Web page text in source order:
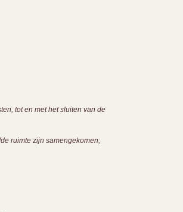
tot en met het sluiten van de
ruimte zijn samengekomen;